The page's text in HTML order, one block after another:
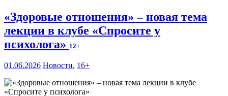
«Здоровые отношения» – новая тема
лекции в клубе «Спросите у
психолога» 12+
01.06.2026 Новости, 16+